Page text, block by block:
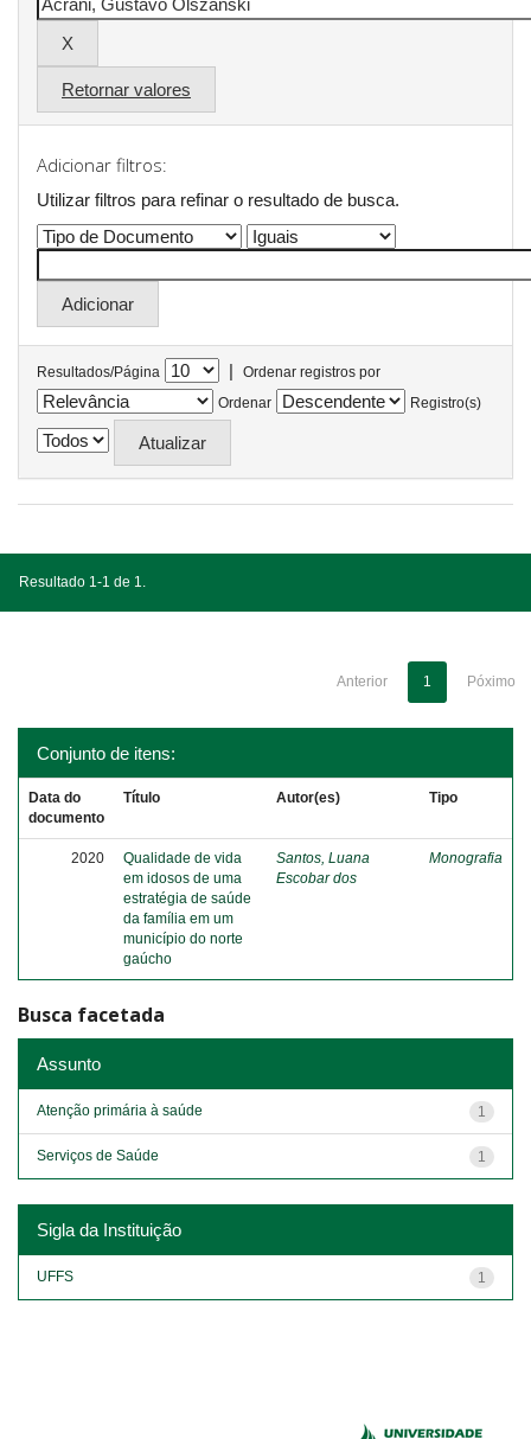
Retornar valores
Adicionar filtros:
Utilizar filtros para refinar o resultado de busca.
Resultados/Página |
Ordenar registros por
Ordenar
Registro(s)
Resultado 1-1 de 1.
Anterior 1 Póximo
Conjunto de itens:
Data do
documento
Título Autor(es) Tipo
2020
Qualidade de vida
em idosos de uma
estratégia de saúde
da família em um
município do norte
gaúcho
Santos, Luana
Escobar dos
Monografia
Busca facetada
Assunto
1
Atenção primária à saúde
1
Serviços de Saúde
Sigla da Instituição
1
UFFS